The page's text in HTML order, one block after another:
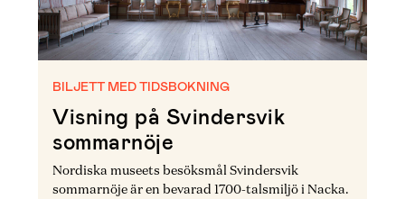
BILJETT MED TIDSBOKNING
Visning på Svindersvik
sommarnöje
Nordiska museets besöksmål Svindersvik
sommarnöje är en bevarad 1700-talsmiljö i Nacka.